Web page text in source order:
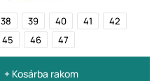
38 39 40 41
42
45 46 47
+ Kosárba rakom